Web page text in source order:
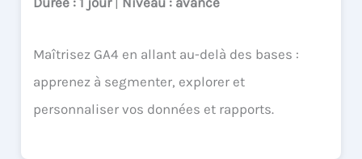
Maîtrisez GA4 en allant au-delà des bases :
apprenez à segmenter, explorer et
personnaliser vos données et rapports.